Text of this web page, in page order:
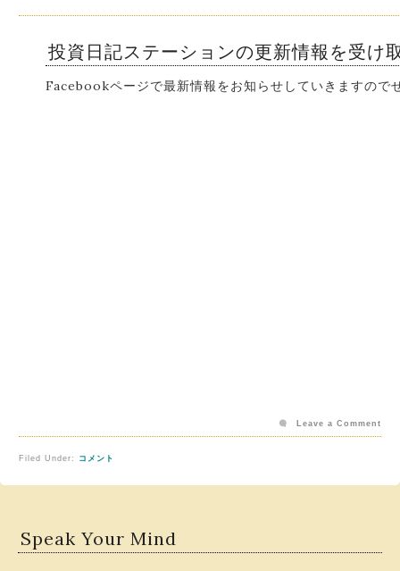
投資日記ステーションの更新情報を受け
Facebookページで最新情報をお知らせしていきますので
Filed Under: コメント
Leave a Comment
Speak Your Mind